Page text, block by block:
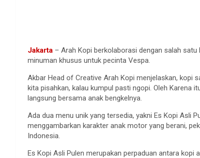
Jakarta – Arah Kopi berkolaborasi dengan salah
minuman khusus untuk pecinta Vespa.
Akbar Head of Creative Arah Kopi menjelaskan, kopi
kita pisahkan, kalau kumpul pasti ngopi. Oleh Karena
langsung bersama anak bengkelnya.
Ada dua menu unik yang tersedia, yakni Es Kopi Asli
menggambarkan karakter anak motor yang berani,
Indonesia.
Es Kopi Asli Pulen merupakan perpaduan antara